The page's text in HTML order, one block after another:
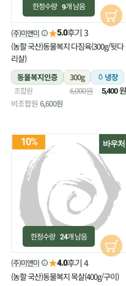
한정수량 9개 남음
(주)미앤미 ★5.0후기 3
(농할 국산)동물복지 다짐육(300g/뒷다
리살)
동물복지인증
300g 냉장
조합원 6,000원 5,400원
비조합원 6,600원
바우처
10%
한정수량 24개 남음
(주)미앤미 ★4.0후기 4
(농할 국산)동물복지 목살(400g/구이)